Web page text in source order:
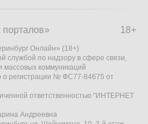
18+
Онлайн» (18+)
службой по надзору в сфере связи,
коммуникаций
о регистрации № ФС77-84675 от
ответственностью "ИНТЕРНЕТ
Андреевна